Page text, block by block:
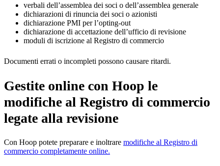
verbali dell’assemblea dei soci o dell’assemblea generale
dichiarazioni di rinuncia dei soci o azionisti
dichiarazione PMI per l’opting-out
dichiarazione di accettazione dell’ufficio di revisione
moduli di iscrizione al Registro di commercio
Documenti errati o incompleti possono causare ritardi.
Gestite online con Hoop le
modifiche al Registro di commercio
legate alla revisione
Con Hoop potete preparare e inoltrare modifiche al Registro di
commercio completamente online.